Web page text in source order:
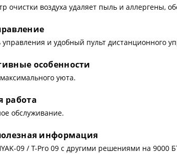
очистки воздуха удаляет пыль и аллергены,
и удобный пульт дистанционного
особенности
уюта.
работа
обслуживание.
информация
09 / T-Pro 09 с другими решениями на 9000